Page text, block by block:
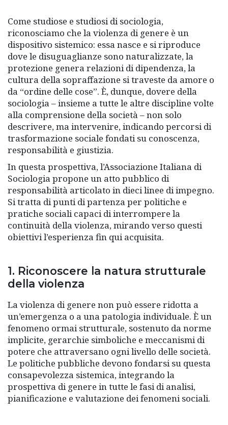
Come studiose e studiosi di sociologia,
riconosciamo che la violenza di genere è un
dispositivo sistemico: essa nasce e si riproduce
dove le disuguaglianze sono naturalizzate, la
protezione genera relazioni di dipendenza, la
cultura della sopraffazione si traveste da amore o
da “ordine delle cose”. È, dunque, dovere della
sociologia – insieme a tutte le altre discipline volte
alla comprensione della società – non solo
descrivere, ma intervenire, indicando percorsi di
trasformazione sociale fondati su conoscenza,
responsabilità e giustizia.
In questa prospettiva, l’Associazione Italiana di
Sociologia propone un atto pubblico di
responsabilità articolato in dieci linee di impegno.
Si tratta di punti di partenza per politiche e
pratiche sociali capaci di interrompere la
continuità della violenza, mirando verso questi
obiettivi l’esperienza fin qui acquisita.
1. Riconoscere la natura strutturale
della violenza
La violenza di genere non può essere ridotta a
un’emergenza o a una patologia individuale. È un
fenomeno ormai strutturale, sostenuto da norme
implicite, gerarchie simboliche e meccanismi di
potere che attraversano ogni livello delle società.
Le politiche pubbliche devono fondarsi su questa
consapevolezza sistemica, integrando la
prospettiva di genere in tutte le fasi di analisi,
pianificazione e valutazione dei fenomeni sociali.